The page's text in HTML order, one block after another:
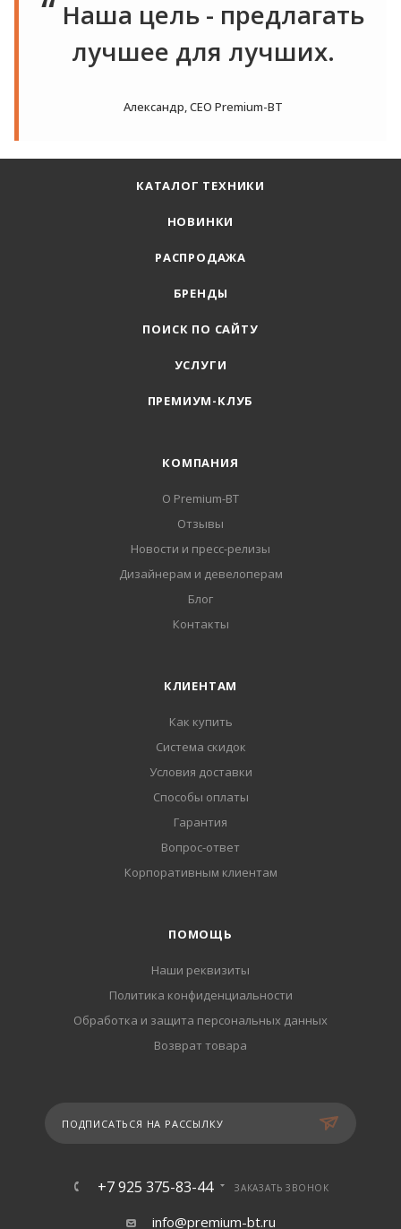
Наша цель - предлагать
лучшее для лучших.
Александр, СЕО Premium-BT
КАТАЛОГ ТЕХНИКИ
НОВИНКИ
РАСПРОДАЖА
БРЕНДЫ
ПОИСК ПО САЙТУ
УСЛУГИ
ПРЕМИУМ-КЛУБ
КОМПАНИЯ
О Premium-BT
Отзывы
Новости и пресс-релизы
Дизайнерам и девелоперам
Блог
Контакты
КЛИЕНТАМ
Как купить
Система скидок
Условия доставки
Способы оплаты
Гарантия
Вопрос-ответ
Корпоративным клиентам
ПОМОЩЬ
Наши реквизиты
Политика конфиденциальности
Обработка и защита персональных данных
Возврат товара
ПОДПИСАТЬСЯ НА РАССЫЛКУ
+7 925 375-83-44 ЗАКАЗАТЬ ЗВОНОК
info@premium-bt.ru